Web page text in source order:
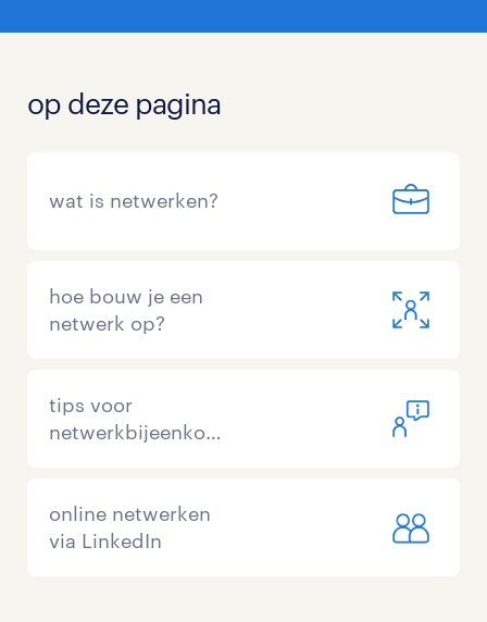
op deze pagina
wat is netwerken?
hoe bouw je een
netwerk op?
tips voor
netwerkbijeenkomsten
online netwerken
via LinkedIn